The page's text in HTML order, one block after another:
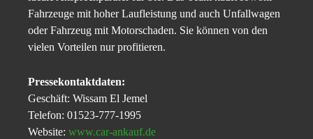
Fahrzeuge mit hoher Laufleistung und auch Unfallwagen
oder Fahrzeug mit Motorschaden. Sie können von den
vielen Vorteilen nur profitieren.
Pressekontaktdaten:
Geschäft: Wissam El Jemel
Telefon: 01523-777-1995
Website: www.car-ankauf.de